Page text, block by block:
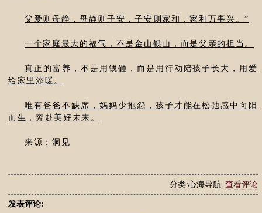
父爱则母静，母静则子安，子安则家和，家和万事兴。”
一个家庭最大的福气，不是金山银山，而是父亲的担当。
真正的富养，不是用钱砸，而是用行动陪孩子长大，用爱
给家里添暖。
唯有爸爸不缺席，妈妈少抱怨，孩子才能在松弛感中向阳
而生，奔赴美好未来。
来源：洞见
分类:心海导航| 查看评论
发表评论: